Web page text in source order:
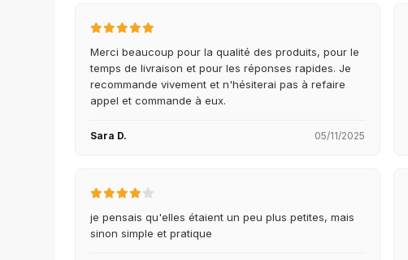
Merci beaucoup pour la qualité des produits, pour le
temps de livraison et pour les réponses rapides. Je
recommande vivement et n'hésiterai pas à refaire
appel et commande à eux.
Sara D. 05/11/2025
je pensais qu'elles étaient un peu plus petites, mais
sinon simple et pratique